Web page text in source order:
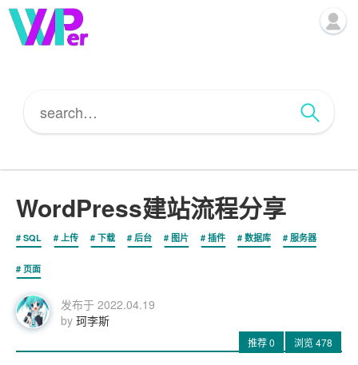
WordPress建站流程分享
SQL 上传 下载 后台 图片 插件 数据库 服务器
页面
发布于 2022.04.19
by 珂李斯
推荐0 浏览478